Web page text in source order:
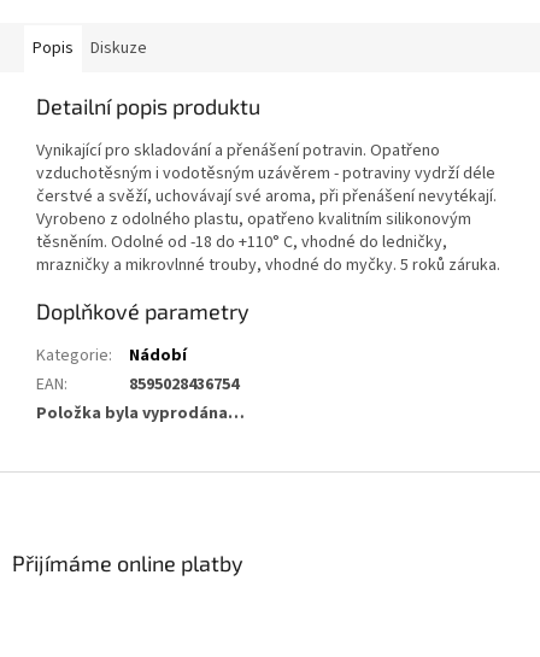
Popis Diskuze
Detailní popis produktu
Vynikající pro skladování a přenášení potravin. Opatřeno
vzduchotěsným i vodotěsným uzávěrem - potraviny vydrží déle
čerstvé a svěží, uchovávají své aroma, při přenášení nevytékají.
Vyrobeno z odolného plastu, opatřeno kvalitním silikonovým
těsněním. Odolné od -18 do +110° C, vhodné do ledničky,
mrazničky a mikrovlnné trouby, vhodné do myčky. 5 roků záruka.
Doplňkové parametry
Kategorie:
Nádobí
EAN:
8595028436754
Položka byla vyprodána…
Přijímáme online platby